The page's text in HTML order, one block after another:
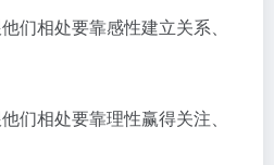
们相处要靠感性建立关系、
们相处要靠理性赢得关注、